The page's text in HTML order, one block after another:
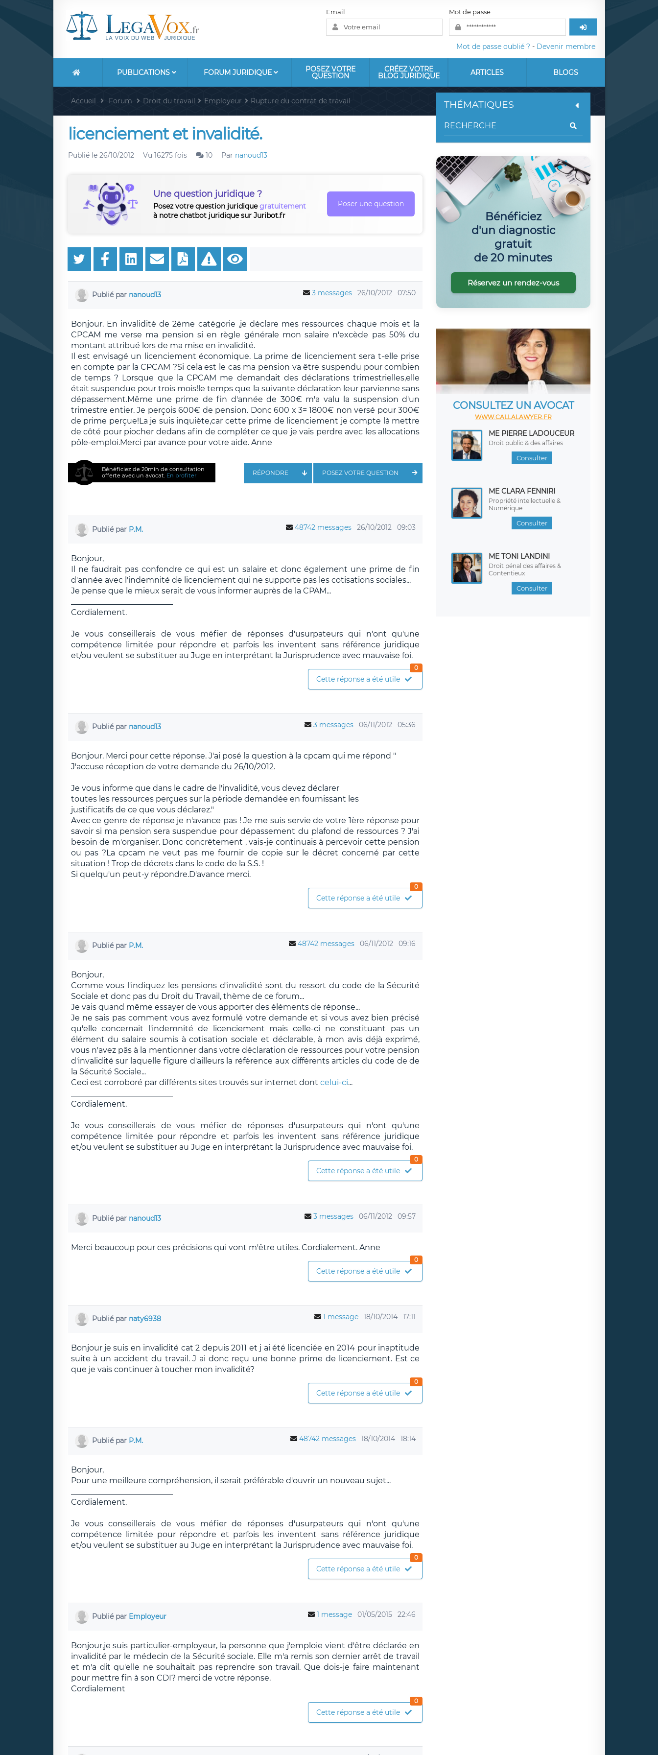
Email Mot de passe
Mot de passe oublié ? - Devenir membre
PUBLICATIONS FORUM JURIDIQUE POSEZ VOTRE
QUESTION
CRÉEZ VOTRE
BLOG JURIDIQUE ARTICLES BLOGS
Accueil Forum Droit du travail Employeur Rupture du contrat de travail
licenciement et invalidité.
Publié le 26/10/2012 Vu 16275 fois 10 Par nanoud13
Une question juridique ?
Posez votre question juridiquegratuitement
à notre chatbot juridique sur Juribot.fr
Poser une question
Publié par nanoud13 3 messages 26/10/2012 07:50
Bonjour. En invalidité de 2ème catégorie ,je déclare mes ressources chaque mois et la
CPCAM me verse ma pension si en règle générale mon salaire n'excède pas 50% du
montant attribué lors de ma mise en invalidité.
Il est envisagé un licenciement économique. La prime de licenciement sera t-elle prise
en compte par la CPCAM ?Si cela est le cas ma pension va être suspendu pour combien
de temps ? Lorsque que la CPCAM me demandait des déclarations trimestrielles,elle
était suspendue pour trois mois!le temps que la suivante déclaration leur parvienne sans
dépassement.Même une prime de fin d'année de 300€ m'a valu la suspension d'un
trimestre entier. Je perçois 600€ de pension. Donc 600 x 3= 1800€ non versé pour 300€
de prime perçue!La je suis inquiète,car cette prime de licenciement je compte là mettre
de côté pour piocher dedans afin de compléter ce que je vais perdre avec les allocations
pôle-emploi.Merci par avance pour votre aide. Anne
Bénéficiez de 20min de consultation
offerte avec un avocat. En profiter POSEZ VOTRE QUESTION
RÉPONDRE
Publié par P.M. 48742 messages 26/10/2012 09:03
Bonjour,
Il ne faudrait pas confondre ce qui est un salaire et donc également une prime de fin
d'année avec l'indemnité de licenciement qui ne supporte pas les cotisations sociales...
Je pense que le mieux serait de vous informer auprès de la CPAM...
Cordialement.
Je vous conseillerais de vous méfier de réponses d'usurpateurs qui n'ont qu'une
compétence limitée pour répondre et parfois les inventent sans référence juridique
et/ou veulent se substituer au Juge en interprétant la Jurisprudence avec mauvaise foi.
Cette réponse a été utile
0
Publié par nanoud13 3 messages 06/11/2012 05:36
Bonjour. Merci pour cette réponse. J'ai posé la question à la cpcam qui me répond "
J'accuse réception de votre demande du 26/10/2012.
Je vous informe que dans le cadre de l'invalidité, vous devez déclarer
toutes les ressources perçues sur la période demandée en fournissant les
justificatifs de ce que vous déclarez."
Avec ce genre de réponse je n'avance pas ! Je me suis servie de votre 1ère réponse pour
savoir si ma pension sera suspendue pour dépassement du plafond de ressources ? J'ai
besoin de m'organiser. Donc concrètement , vais-je continuais à percevoir cette pension
ou pas ?La cpcam ne veut pas me fournir de copie sur le décret concerné par cette
situation ! Trop de décrets dans le code de la S.S. !
Si quelqu'un peut-y répondre.D'avance merci.
Cette réponse a été utile
0
Publié par P.M. 48742 messages 06/11/2012 09:16
Bonjour,
Comme vous l'indiquez les pensions d'invalidité sont du ressort du code de la Sécurité
Sociale et donc pas du Droit du Travail, thème de ce forum...
Je vais quand même essayer de vous apporter des éléments de réponse...
Je ne sais pas comment vous avez formulé votre demande et si vous avez bien précisé
qu'elle concernait l'indemnité de licenciement mais celle-ci ne constituant pas un
élément du salaire soumis à cotisation sociale et déclarable, à mon avis déjà exprimé,
vous n'avez pâs à la mentionner dans votre déclaration de ressources pour votre pension
d'invalidité sur laquelle figure d'ailleurs la référence aux différents articles du code de de
la Sécurité Sociale...
Ceci est corroboré par différents sites trouvés sur internet dont celui-ci...
Cordialement.
Je vous conseillerais de vous méfier de réponses d'usurpateurs qui n'ont qu'une
compétence limitée pour répondre et parfois les inventent sans référence juridique
et/ou veulent se substituer au Juge en interprétant la Jurisprudence avec mauvaise foi.
Cette réponse a été utile
0
Publié par nanoud13 3 messages 06/11/2012 09:57
Merci beaucoup pour ces précisions qui vont m'être utiles. Cordialement. Anne
Cette réponse a été utile
0
Publié par naty6938 1 message 18/10/2014 17:11
Bonjour je suis en invalidité cat 2 depuis 2011 et j ai été licenciée en 2014 pour inaptitude
suite à un accident du travail. J ai donc reçu une bonne prime de licenciement. Est ce
que je vais continuer à toucher mon invalidité?
Cette réponse a été utile
0
Publié par P.M. 48742 messages 18/10/2014 18:14
Bonjour,
Pour une meilleure compréhension, il serait préférable d'ouvrir un nouveau sujet...
Cordialement.
Je vous conseillerais de vous méfier de réponses d'usurpateurs qui n'ont qu'une
compétence limitée pour répondre et parfois les inventent sans référence juridique
et/ou veulent se substituer au Juge en interprétant la Jurisprudence avec mauvaise foi.
Cette réponse a été utile
0
Publié par Employeur 1 message 01/05/2015 22:46
Bonjour,je suis particulier-employeur, la personne que j'emploie vient d'être déclarée en
invalidité par le médecin de la Sécurité sociale. Elle m'a remis son dernier arrêt de travail
et m'a dit qu'elle ne souhaitait pas reprendre son travail. Que dois-je faire maintenant
pour mettre fin à son CDI? merci de votre réponse.
Cordialement
Cette réponse a été utile
0
THÉMATIQUES
Bénéficiez
d'un diagnostic
gratuit
de 20 minutes
Réservez un rendez-vous
CONSULTEZ UN AVOCAT
WWW.CALLALAWYER.FR
ME PIERRE LADOUCEUR
Droit public & des affaires
Consulter
ME CLARA FENNIRI
Propriété intellectuelle &
Numérique
Consulter
ME TONI LANDINI
Droit pénal des affaires &
Contentieux
Consulter